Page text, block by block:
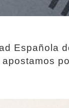
Española